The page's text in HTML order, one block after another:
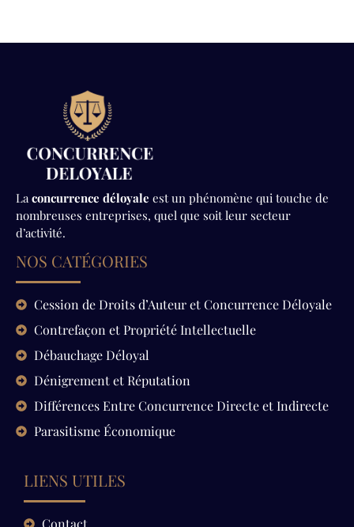
Laconcurrence déloyale est un phénomène qui touche de
nombreuses entreprises, quel que soit leur secteur
d’activité.
NOS CATÉGORIES
Cession de Droits d’Auteur et Concurrence Déloyale
Contrefaçon et Propriété Intellectuelle
Débauchage Déloyal
Dénigrement et Réputation
Différences Entre Concurrence Directe et Indirecte
Parasitisme Économique
LIENS UTILES
Contact